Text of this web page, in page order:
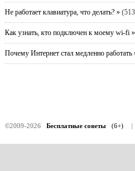
Не работает клавиатура, что делать? »
Как узнать, кто подключен к моему wi-fi »
Почему Интернет стал медленно работать
©2009-2026 Бесплатные советы(6+) |